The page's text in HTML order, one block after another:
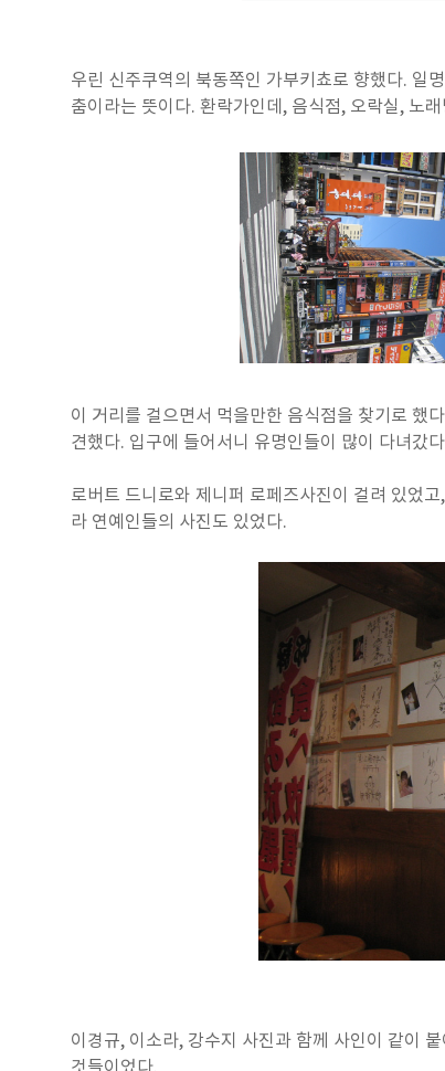
우린 신주쿠역의 북동쪽인 가부키쵸로 향했다. 일
춤이라는 뜻이다. 환락가인데, 음식점, 오락실, 노
이 거리를 걸으면서 먹을만한 음식점을 찾기로 했
견했다. 입구에 들어서니 유명인들이 많이 다녀갔
로버트 드니로와 제니퍼 로페즈사진이 걸려 있었
라 연예인들의 사진도 있었다.
이경규, 이소라, 강수지 사진과 함께 사인이 같이